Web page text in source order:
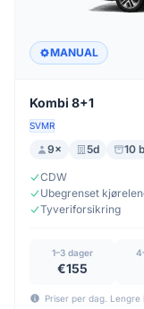
MANUAL
Kombi 8+1
SVMR
9× 5d 10
CDW
Ubegrenset
Tyveriforsikring
1–3 dager
€155
Priser per dag. Lengre